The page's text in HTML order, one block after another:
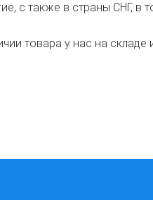
с также в страны
товара у нас на складе